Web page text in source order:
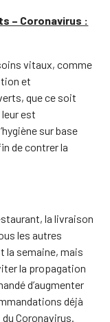
– Coronavirus :
vitaux, comme
et
que ce soit
est
sur base
de contrer la
la livraison
les autres
la semaine, mais
la propagation
d’augmenter
déjà
Coronavirus.